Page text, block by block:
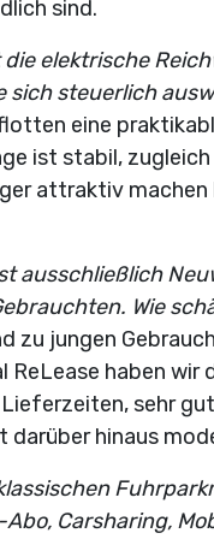
sind.
elektrische
sich steuerlich
eine
ist stabil,
attraktiv
ausschließlich
Wie
zu jungen
ReLease haben
sehr
hinaus
Carsharing,